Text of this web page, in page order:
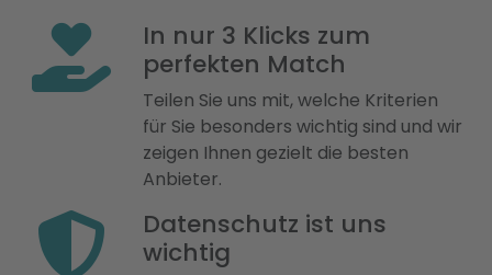
In nur 3 Klicks zum
perfekten Match
Teilen Sie uns mit, welche Kriterien
für Sie besonders wichtig sind und wir
zeigen Ihnen gezielt die besten
Anbieter.
Datenschutz ist uns
wichtig